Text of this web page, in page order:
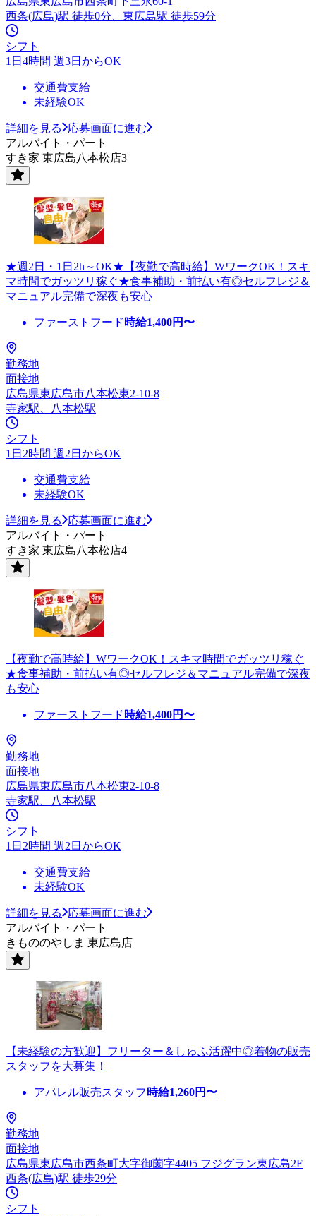
西条(広島)駅 徒歩0分、東広島駅 徒歩59分
シフト
1日4時間 週3日からOK
交通費支給
未経験OK
詳細を見る
応募画面に進む
アルバイト・パート
すき家 東広島八本松店3
★週2日・1日2h～OK★【夜勤で高時給】WワークOK！スキ
マ時間でガッツリ稼ぐ★食事補助・前払い有◎セルフレジ＆
マニュアル完備で深夜も安心
ファーストフード 時給1,400円〜
勤務地
面接地
広島県東広島市八本松東2-10-8
寺家駅、八本松駅
シフト
1日2時間 週2日からOK
交通費支給
未経験OK
詳細を見る
応募画面に進む
アルバイト・パート
すき家 東広島八本松店4
【夜勤で高時給】WワークOK！スキマ時間でガッツリ稼ぐ
★食事補助・前払い有◎セルフレジ＆マニュアル完備で深夜
も安心
ファーストフード 時給1,400円〜
勤務地
面接地
広島県東広島市八本松東2-10-8
寺家駅、八本松駅
シフト
1日2時間 週2日からOK
交通費支給
未経験OK
詳細を見る
応募画面に進む
アルバイト・パート
きもののやしま 東広島店
【未経験の方歓迎】フリーター＆しゅふ活躍中◎着物の販売
スタッフを大募集！
アパレル販売スタッフ 時給1,260円〜
勤務地
面接地
広島県東広島市西条町大字御薗字4405 フジグラン東広島2F
西条(広島)駅 徒歩29分
シフト